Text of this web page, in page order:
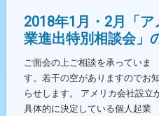
2018年1月・2月「
業進出特別相談会」
ご面会の上ご相談を承っていま
す。若干の空がありますのでお知
らせします。 アメリカ会社設立
具体的に決定している個人起業